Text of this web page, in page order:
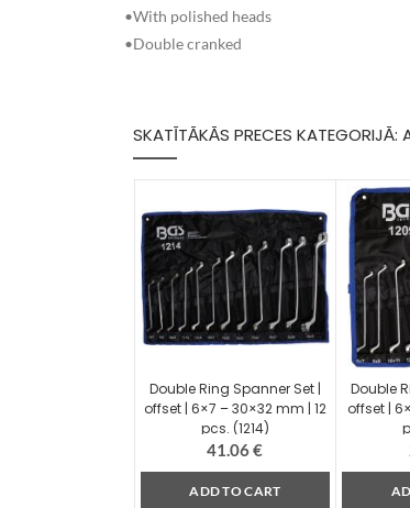
•With polished heads
•Double cranked
SKATĪTĀKĀS PRECES KATEGORIJĀ:
Double Ring Spanner Set |
offset | 6×7 – 30×32 mm | 12
pcs. (1214)
41.06€
ADD TO CART
Double
offset |